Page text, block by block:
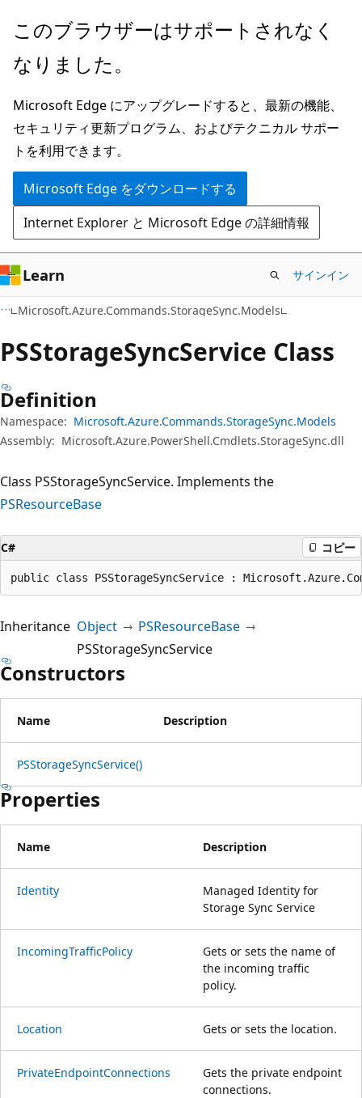
メ
ン
ン
テ
ン
ツ
に
ス
キ
ッ
プ
ペ
ジ
ナ
ビ
ゲ
ー
シ
ョ
ン
に
ス
キ
ッ
プ
このブラウザーはサポートされなく
なりました。
Microsoft Edge にアップグレードすると、最新の機能、
セキュリティ更新プログラム、およびテクニカル サポー
トを利用できます。
Microsoft Edge をダウンロードする
Internet Explorer と Microsoft Edge の詳細情報
Learn サインイン
Microsoft.Azure.Commands.StorageSync.Models
PSStorageSyncService Class
Definition
Namespace: Microsoft.Azure.Commands.StorageSync.Models
Assembly: Microsoft.Azure.PowerShell.Cmdlets.StorageSync.dll
Class PSStorageSyncService. Implements the
PSResourceBase
C# コピー
public class PSStorageSyncService :
Inheritance Object
PSResourceBase
PSStorageSyncService
Constructors
Name Description
PSStorageSyncService()
Properties
Name Description
Identity
Managed Identity for
Storage Sync Service
IncomingTrafficPolicy
Gets or sets the name of
the incoming traffic
policy.
Location Gets or sets the location.
PrivateEndpointConnections
Gets the private endpoint
connections.